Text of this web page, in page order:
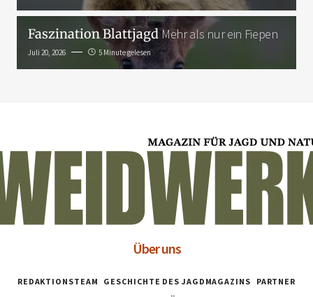
Faszination BlattjagdMehr als nur ein Fiepen
Juli 20, 2026 5 Minute gelesen
Über uns
REDAKTIONSTEAM GESCHICHTE DES JAGDMAGAZINS
PARTNER